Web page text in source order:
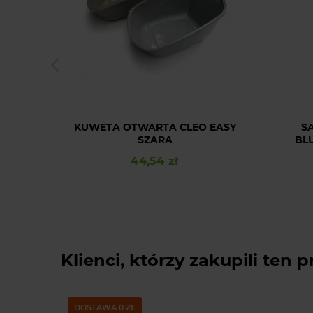
KUWETA OTWARTA CLEO EASY
SZARA
Cena
44,54 zł
Klienci, którzy zakupili ten
DOSTAWA 0 ZŁ